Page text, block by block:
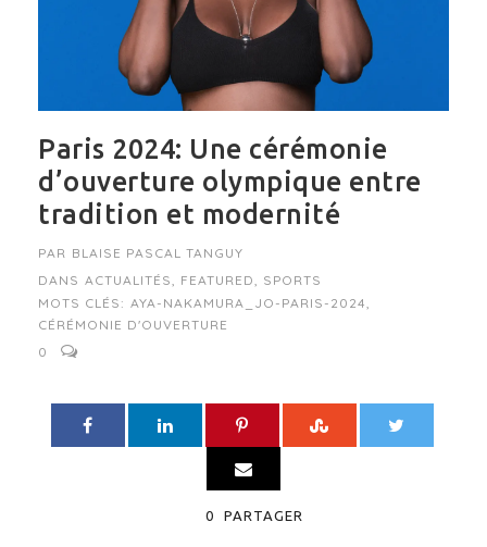
Paris 2024: Une cérémonie
d’ouverture olympique entre
tradition et modernité
PAR BLAISE PASCAL TANGUY
DANS ACTUALITÉS, FEATURED, SPORTS
MOTS CLÉS: AYA-NAKAMURA_JO-PARIS-2024,
CÉRÉMONIE D'OUVERTURE
0
0 PARTAGER